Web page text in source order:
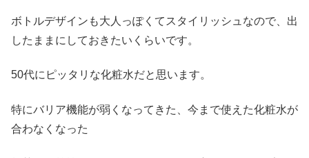
ボトルデザインも大人っぽくてスタイリッシュなので、出
したままにしておきたいくらいです。
50代にピッタリな化粧水だと思います。
特にバリア機能が弱くなってきた、今まで使えた化粧水が
合わなくなった